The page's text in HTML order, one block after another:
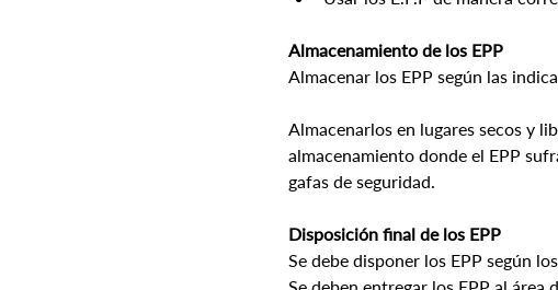
Almacenamiento de los EPP
Almacenar los EPP según las
Almacenarlos en lugares secos y
almacenamiento donde el EPP
gafas de seguridad.
Disposición final de los EPP
Se debe disponer los EPP según